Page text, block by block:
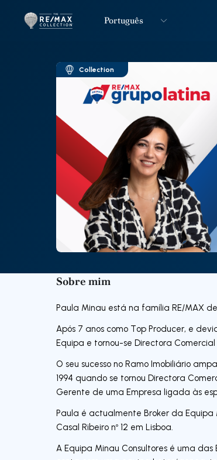
LogoIr para página inicial
Português
Collection
Sobre mim
Paula Minau está na família RE/MAX
Após 7 anos como Top Producer, e
Equipa e tornou-se Directora
O seu sucesso no Ramo Imobiliário
1994 quando se tornou Directora
Gerente de uma Empresa ligada às
Paula é actualmente Broker da Equipa
Casal Ribeiro nº 12 em Lisboa.
A Equipa Minau Consultores é uma